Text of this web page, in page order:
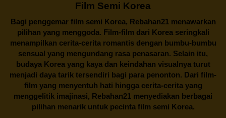
Film Semi Korea
Bagi penggemar film semi Korea, Rebahan21menawarkan
pilihan yang menggoda. Film-film dari Korea seringkali
menampilkan cerita-cerita romantis dengan bumbu-bumbu
sensual yang mengundang rasa penasaran. Selain itu,
budaya Korea yang kaya dan keindahan visualnya turut
menjadi daya tarik tersendiri bagi para penonton. Dari film-
film yang menyentuh hati hingga cerita-cerita yang
menggelitik imajinasi, Rebahan21 menyediakan berbagai
pilihan menarik untuk pecinta film semi Korea.